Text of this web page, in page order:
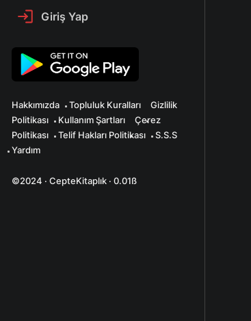
Giriş Yap
Hakkımızda Topluluk Kuralları
Gizlilik
Politikası
Kullanım Şartları
Çerez
Politikası
Telif Hakları Politikası
S.S.S
Yardım
©2024 · CepteKitaplık · 0.01ß